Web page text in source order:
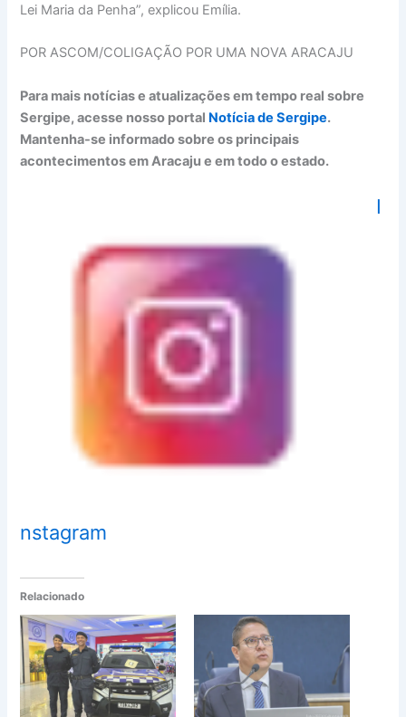
Lei Maria da Penha”, explicou Emília.
POR ASCOM/COLIGAÇÃO POR UMA NOVA ARACAJU
Para mais notícias e atualizações em tempo real sobre
Sergipe, acesse nosso portal Notícia de Sergipe.
Mantenha-se informado sobre os principais
acontecimentos em Aracaju e em todo o estado.
I
nstagram
Relacionado